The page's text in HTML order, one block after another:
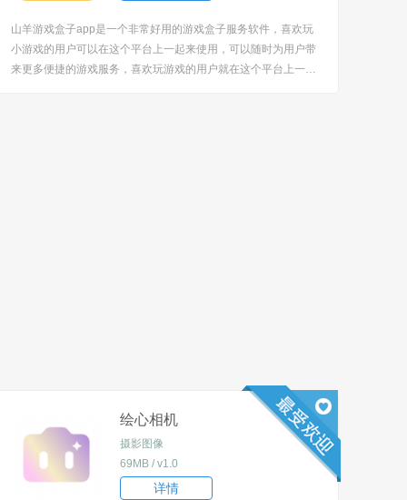
山羊游戏盒子app是一个非常好用的游戏盒子服务软件，喜欢玩
小游戏的用户可以在这个平台上一起来使用，可以随时为用户带
来更多便捷的游戏服务，喜欢玩游戏的用户就在这个平台上一起
绘心相机
摄影图像
69MB / v1.0
详情